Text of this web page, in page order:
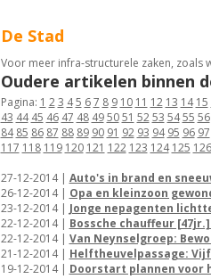
De Stad
Voor meer infra-structurele zaken, zoals
Oudere artikelen binnen
Pagina: 1 2 3 4 5 6 7 8 9 10 11 12 13 14 15
43 44 45 46 47 48 49 50 51 52 53 54 55 56
84 85 86 87 88 89 90 91 92 93 94 95 96 97
117 118 119 120 121 122 123 124 125 126
27-12-2014 | Auto's in brand en
26-12-2014 | Opa en kleinzoon
23-12-2014 | Jonge nepagenten
22-12-2014 | Bossche chauffeur
22-12-2014 | Van Neynselgroep:
21-12-2014 | Helftheuvelpassage:
19-12-2014 | Doorstart plannen voor